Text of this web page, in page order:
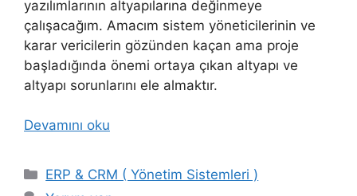
yazılımlarının altyapılarına değinmeye
çalışacağım. Amacım sistem yöneticilerinin ve
karar vericilerin gözünden kaçan ama proje
başladığında önemi ortaya çıkan altyapı ve
altyapı sorunlarını ele almaktır.
Devamını oku
Kategoriler
ERP & CRM ( Yönetim Sistemleri )